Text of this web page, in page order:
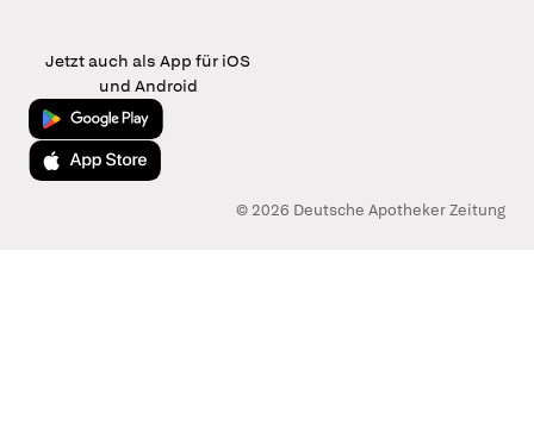
Jetzt auch als App für iOS
und Android
Jetzt bei Google Play
Laden im App Store
© 2026 Deutsche Apotheker Zeitung